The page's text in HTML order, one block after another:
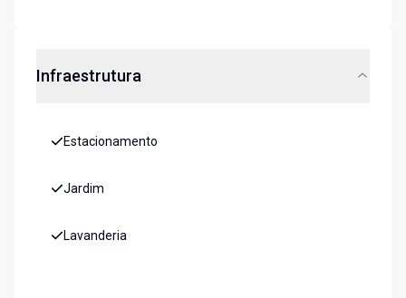
Infraestrutura
Estacionamento
Jardim
Lavanderia